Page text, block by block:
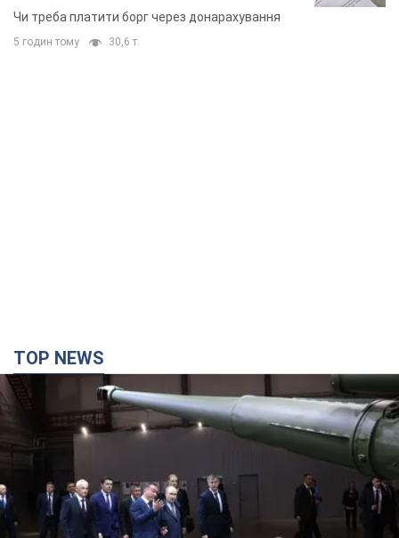
неочікуване рішення
Чи треба платити борг через донарахування
5 годин тому 30,6 т.
TOP NEWS